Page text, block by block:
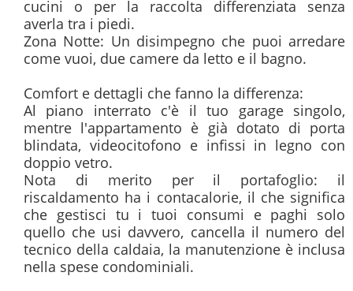
cucini o per la raccolta differenziata senza
averla tra i piedi.
Zona Notte: Un disimpegno che puoi arredare
come vuoi, due camere da letto e il bagno.
Comfort e dettagli che fanno la differenza:
Al piano interrato c'è il tuo garage singolo,
mentre l'appartamento è già dotato di porta
blindata, videocitofono e infissi in legno con
doppio vetro.
Nota di merito per il portafoglio: il
riscaldamento ha i contacalorie, il che significa
che gestisci tu i tuoi consumi e paghi solo
quello che usi davvero, cancella il numero del
tecnico della caldaia, la manutenzione è inclusa
nella spese condominiali.